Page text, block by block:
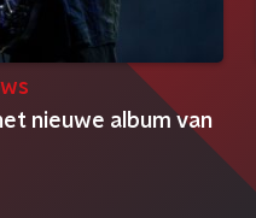
nieuwe album van